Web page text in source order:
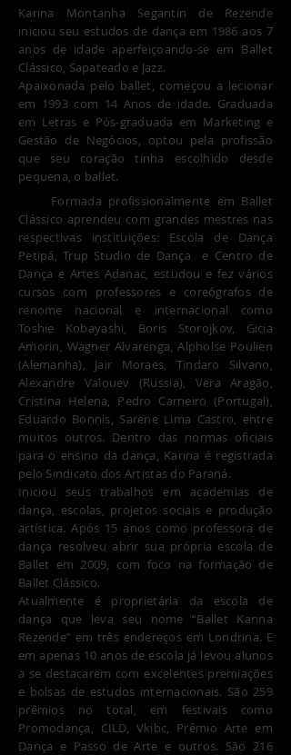
Karina Montanha Segantin de Rezende
iniciou seu estudos de dança em 1986 aos 7
anos de idade aperfeiçoando-se em Ballet
Clássico, Sapateado e Jazz.
Apaixonada pelo ballet, começou a lecionar
em 1993 com 14 Anos de idade. Graduada
em Letras e Pós-graduada em Marketing e
Gestão de Negócios, optou pela profissão
que seu coração tinha escolhido desde
pequena, o ballet.
Formada profissionalmente em Ballet
Clássico aprendeu com grandes mestres nas
respectivas instituições: Escola de Dança
Petipá, Trup Studio de Dança e Centro de
Dança e Artes Adanac, estudou e fez vários
cursos com professores e coreógrafos de
renome nacional e internacional como
Toshie Kobayashi, Boris Storojkov, Gicia
Amorin, Wagner Alvarenga, Alpholse Poulien
(Alemanha), Jair Moraes, Tindaro Silvano,
Alexandre Valouev (Russia), Vera Aragão,
Cristina Helena, Pedro Carneiro (Portugal),
Eduardo Bonnis, Sarene Lima Castro, entre
muitos outros. Dentro das normas oficiais
para o ensino da dança, Karina é registrada
pelo Sindicato dos Artistas do Paraná.
Iniciou seus trabalhos em academias de
dança, escolas, projetos sociais e produção
artística. Após 15 anos como professora de
dança resolveu abrir sua própria escola de
Ballet em 2009, com foco na formação de
Ballet Clássico.
Atualmente é proprietária da escola de
dança que leva seu nome “Ballet Karina
Rezende” em três endereços em Londrina. E
em apenas 10 anos de escola já levou alunos
a se destacarem com excelentes premiações
e bolsas de estudos internacionais. São 259
prêmios no total, em festivais como
Promodança, CILD, Vkibc, Prêmio Arte em
Dança e Passo de Arte e outros. São 216